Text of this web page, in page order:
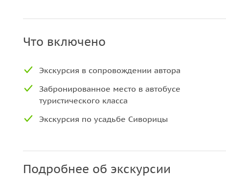
Что включено
Экскурсия в сопровождении автора
Забронированное место в автобусе
туристического класса
Экскурсия по усадьбе Сиворицы
Подробнее об экскурсии